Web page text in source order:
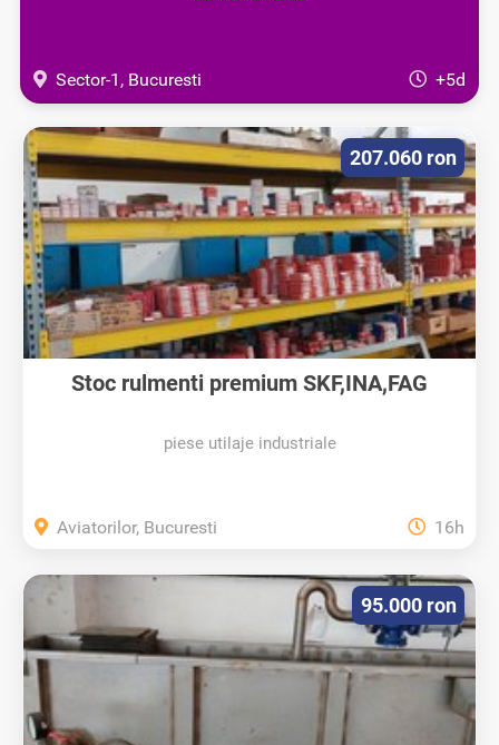
Sector-1, Bucuresti +5d
Stoc rulmenti premium SKF,INA,FAG
piese utilaje industriale
207.060 ron
Aviatorilor, Bucuresti 16h
95.000 ron